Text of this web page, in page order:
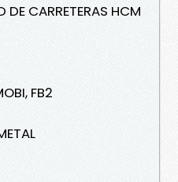
CARRETERAS HCM
FB2